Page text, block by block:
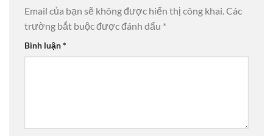
Email của bạn sẽ không được hiển thị công khai.Các
trường bắt buộc được đánh dấu *
Bình luận*